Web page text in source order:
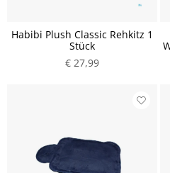
Habibi Plush Classic Rehkitz 1
Stück
€ 27,99